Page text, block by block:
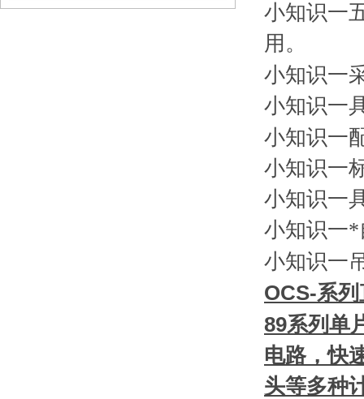
小知识一
用。
小知识一
小知识一具
小知识一
小知识一标
小知识一具
小知识一*
小知识一
OCS-系列
89系列单
电路，
头等多种计